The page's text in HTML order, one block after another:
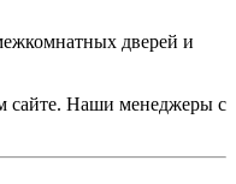
дверей и
сайте. Наши менеджеры с